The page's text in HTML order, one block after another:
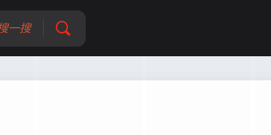
一搜